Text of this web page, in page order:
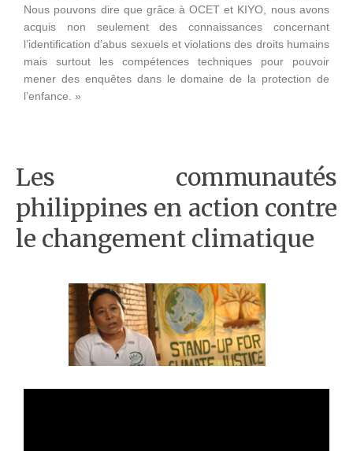
Nous pouvons dire que grâce à OCET et KIYO, nous avons
acquis non seulement des connaissances concernant
l’identification d’abus sexuels et violations des droits humains
mais surtout les compétences techniques pour pouvoir
mener des enquêtes dans le domaine de la protection de
l’enfance. »
Les communautés
philippines en action contre
le changement climatique